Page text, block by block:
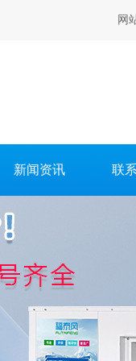
网
新闻资讯 联